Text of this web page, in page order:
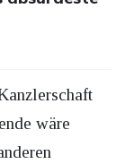
wäre